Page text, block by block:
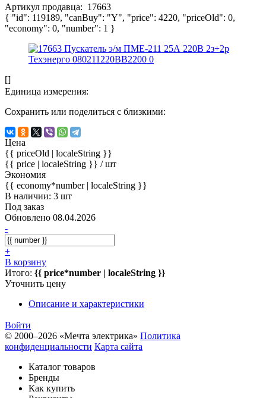
Артикул продавца: 17663
{ "id": 119189, "canBuy": "Y", "price": 4220, "priceOld": 0,
"economy": 0, "number": 1 }
[]
Единица измерения:
Сохранить или поделиться с близкими:
Цена
{{ priceOld | localeString }}
{{ price | localeString }} / шт
Экономия
{{ economy*number | localeString }}
В наличии: 3 шт
Под заказ
Обновлено 08.04.2026
-
+
В корзину
Итого: {{ price*number | localeString }}
Уточнить цену
Описание и характеристики
Войти
© 2000–2026 «Мечта электрика» Политика
конфиденциальности Карта сайта
Каталог товаров
Бренды
Как купить